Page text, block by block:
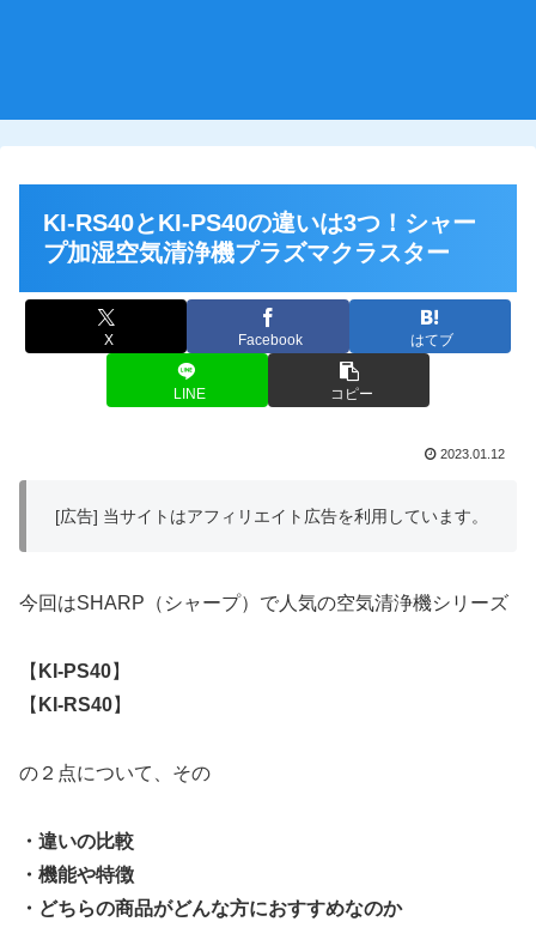
KI-RS40とKI-PS40の違いは3つ！シャー
プ加湿空気清浄機プラズマクラスター
X Facebook はてブ
LINE コピー
2023.01.12
[広告] 当サイトはアフィリエイト広告を利用しています。
今回はSHARP（シャープ）で人気の空気清浄機シリーズ
【 KI-PS40】
【 KI-RS40】
の２点について、その
・違いの比較
・機能や特徴
・どちらの商品がどんな方におすすめなのか